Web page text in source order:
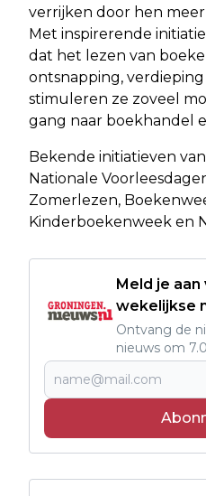
verrijken door hen
Met inspirerende
dat het lezen van
ontsnapping,
stimuleren ze zoveel
gang naar boekhandel
Bekende initiatieven
Nationale
Zomerlezen,
Kinderboekenweek en
Meld je aan
wekelijkse
Ontvang de
nieuws om